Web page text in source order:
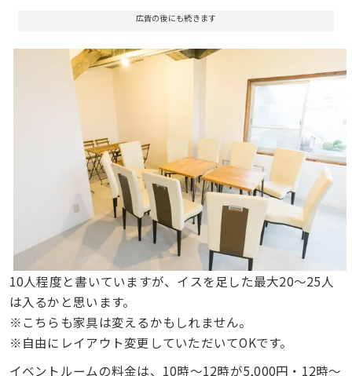
広告の後にも続きます
10人程度と書いていますが、イスを足した最大20〜25人
は入るかと思います。
※こちらも家具は変えるかもしれません。
※自由にレイアウト変更していただいてOKです。
イベントルームの料金は、10時〜12時が5,000円・12時〜